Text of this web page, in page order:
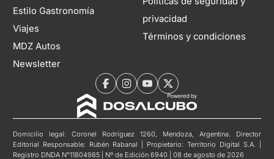
Estilo Gastronomía
Viajes
MDZ Autos
Newsletter
privacidad
Términos y condiciones
Domicilio legal: Coronel Rodríguez 1260, Mendoza, Argentina. Director
Editorial Responsable: Rubén Rabanal | Propietario: Territorio Digital S.A. |
Registro DNDA N°11804985 | Nº de Edición 6940 | 08 de agosto de 2026